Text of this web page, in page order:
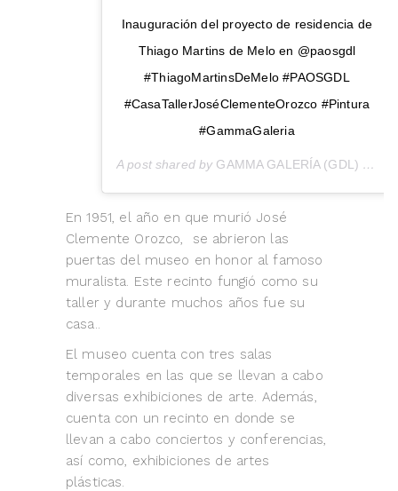
Inauguración del proyecto de residencia de
Thiago Martins de Melo en @paosgdl
#ThiagoMartinsDeMelo #PAOSGDL
#CasaTallerJoséClementeOrozco #Pintura
#GammaGaleria
A post shared by GAMMA GALERÍA (GDL)
En 1951, el año en que murió José
Clemente Orozco, se abrieron las
puertas del museo en honor al famoso
muralista. Este recinto fungió como su
taller y durante muchos años fue su
casa..
El museo cuenta con tres salas
temporales en las que se llevan a cabo
diversas exhibiciones de arte. Además,
cuenta con un recinto en donde se
llevan a cabo conciertos y conferencias,
así como, exhibiciones de artes
plásticas.